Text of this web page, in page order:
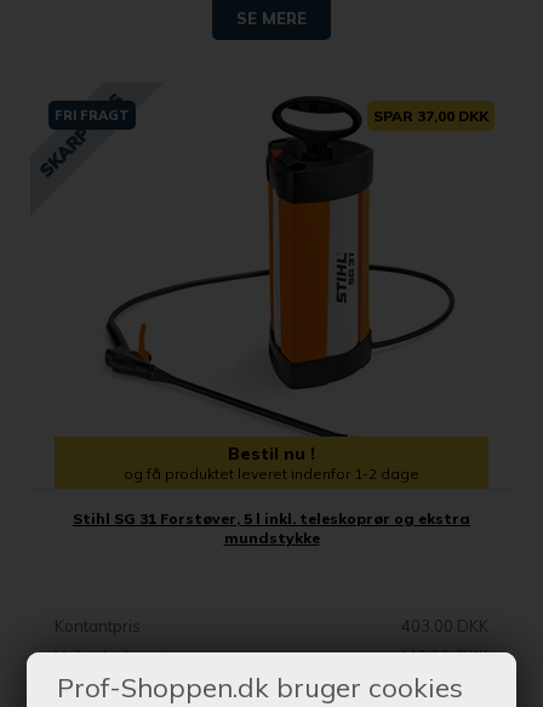
Prof-Shoppen.dk bruger cookies
SE MERE
FRI FRAGT SPAR 37,00 DKK
Bestil nu !
og få produktet leveret indenfor 1-2 dage
Stihl SG 31 Forstøver, 5 l inkl. teleskoprør og ekstra
mundstykke
Kontantpris
403,00 DKK
Vejl. udsalgspris
440,00 DKK